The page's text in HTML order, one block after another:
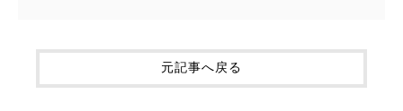
元記事へ戻る